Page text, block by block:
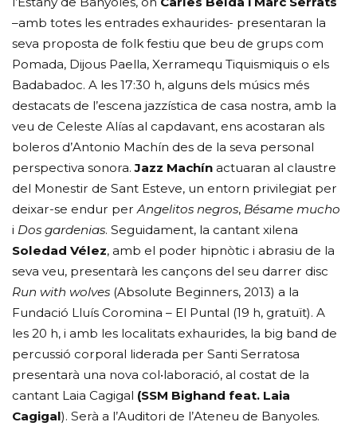
–amb totes les entrades exhaurides- presentaran la
seva proposta de folk festiu que beu de grups com
Pomada, Dijous Paella, Xerramequ Tiquismiquis o els
Badabadoc. A les 17:30 h, alguns dels músics més
destacats de l’escena jazzística de casa nostra, amb la
veu de Celeste Alías al capdavant, ens acostaran als
boleros d’Antonio Machín des de la seva personal
perspectiva sonora.Jazz Machín actuaran al claustre
del Monestir de Sant Esteve, un entorn privilegiat per
deixar-se endur perAngelitos negros, Bésame mucho
i Dos gardenias. Seguidament, la cantant xilena
Soledad Vélez, amb el poder hipnòtic i abrasiu de la
seva veu, presentarà les cançons del seu darrer disc
Run with wolves (Absolute Beginners, 2013) a la
Fundació Lluís Coromina – El Puntal (19 h, gratuït). A
les 20 h, i amb les localitats exhaurides, la big band de
percussió corporal liderada per Santi Serratosa
presentarà una nova col•laboració, al costat de la
cantant Laia Cagigal (SSM Bighand feat. Laia
Cagigal). Serà a l’Auditori de l’Ateneu de Banyoles.